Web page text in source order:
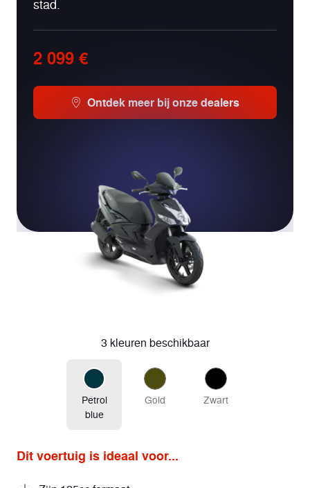
2 099 €
Ontdek meer bij onze dealers
Dit voertuig is ideaal voor...
3 kleuren beschikbaar
Petrol
blue
Gold Zwart